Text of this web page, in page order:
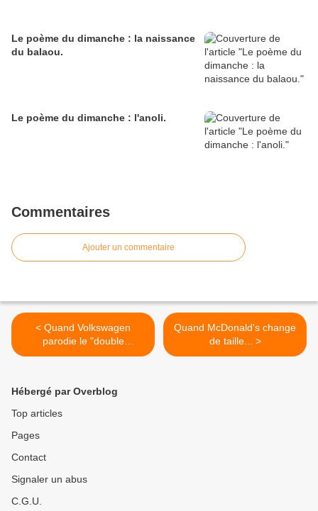
Le poème du dimanche : la naissance
du balaou.
Le poème du dimanche : l'anoli.
Commentaires
Ajouter un commentaire
< Quand Volkswagen
parodie le "double
rainbow"...
Quand McDonald's change
de taille... >
Hébergé par Overblog
Top articles
Pages
Contact
Signaler un abus
C.G.U.